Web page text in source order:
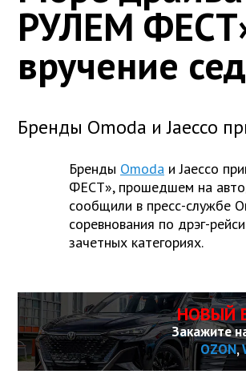
РУЛЕМ
вручение
Бренды Omoda и Jaecco
Бренды Omoda и Jaecco
ФЕСТ», прошедшем на
сообщили в пресс-службе
соревнования по дрэг-
зачетных категориях.
НОВЫЙ
Закажите
OZON,